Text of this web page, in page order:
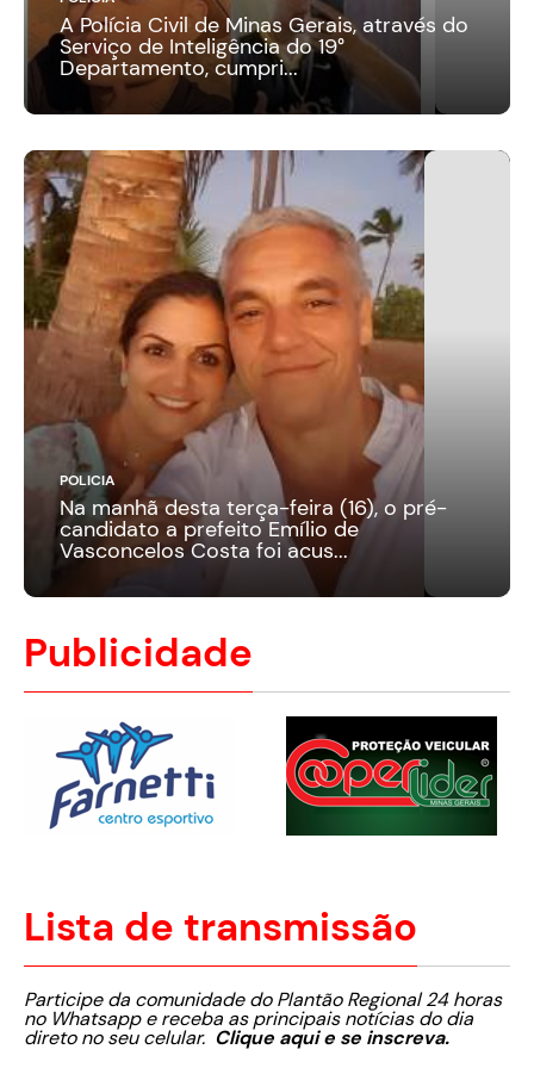
A Polícia Civil de Minas Gerais, através do
Serviço de Inteligência do 19°
Departamento, cumpri...
POLICIA
Na manhã desta terça-feira (16), o pré-
candidato a prefeito Emílio de
Vasconcelos Costa foi acus...
Publicidade
Lista de transmissão
Participe da comunidade do Plantão Regional 24 horas
no Whatsapp e receba as principais notícias do dia
direto no seu celular. Clique aqui e se inscreva.